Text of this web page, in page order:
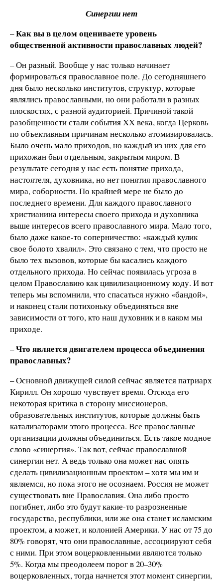
Синергии нет
–Как вы в целом оцениваете уровень
общественной активности православных людей?
– Он разный. Вообще у нас только начинает
формироваться православное поле. До сегодняшнего
дня было несколько институтов, структур, которые
являлись православными, но они работали в разных
плоскостях, с разной аудиторией. Причиной такой
разобщенности стали события XX века, когда Церковь
по объективным причинам несколько атомизировалась.
Было очень мало приходов, но каждый из них для его
прихожан был отдельным, закрытым миром. В
результате сегодня у нас есть понятие прихода,
настоятеля, духовника, но нет понятия православного
мира, соборности. По крайней мере не было до
последнего времени. Для каждого православного
христианина интересы своего прихода и духовника
выше интересов всего православного мира. Мало того,
было даже какое-то соперничество: «каждый кулик
свое болото хвалил». Это связано с тем, что просто не
было тех вызовов, которые бы касались каждого
отдельного прихода. Но сейчас появилась угроза в
целом Православию как цивилизационному коду. И вот
теперь мы вспомнили, что спасаться нужно «бандой»,
и наконец стали потихоньку объединяться вне
зависимости от того, кто наш духовник и в каком мы
приходе.
–Что является двигателем процесса объединения
православных?
– Основной движущей силой сейчас является патриарх
Кирилл. Он хорошо чувствует время. Отсюда его
некоторая критика в сторону миссионеров,
образовательных институтов, которые должны быть
катализаторами этого процесса. Все православные
организации должны объединиться. Есть такое модное
слово «синергия». Так вот, сейчас православной
синергии нет. А ведь только она может нас опять
сделать цивилизационным проектом – хотя мы им и
являемся, но пока этого не осознаем. Россия не может
существовать вне Православия. Она либо просто
погибнет, либо это будут какие-то разрозненные
государства, республики, или же она станет исламским
проектом, а может, и колонией Америки. У нас от 75 до
80% говорят, что они православные, ассоциируют себя
с ними. При этом воцерковленными являются только
5%. Когда мы преодолеем порог в 20–30%
воцерковленных, тогда начнется этот момент синергии,